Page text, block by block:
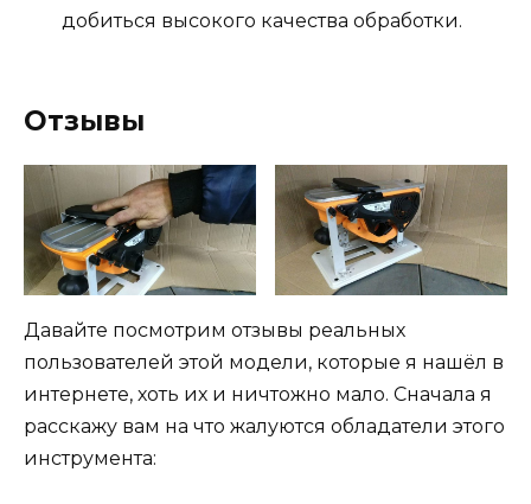
добиться высокого качества обработки.
Отзывы
Давайте посмотрим отзывы реальных
пользователей этой модели, которые я нашёл в
интернете, хоть их и ничтожно мало. Сначала я
расскажу вам на что жалуются обладатели этого
инструмента: